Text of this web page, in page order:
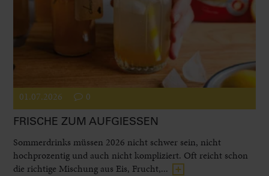
01.07.2026 0
FRISCHE ZUM AUFGIESSEN
Sommerdrinks müssen 2026 nicht schwer sein, nicht
hochprozentig und auch nicht kompliziert. Oft reicht schon
die richtige Mischung aus Eis, Frucht,...